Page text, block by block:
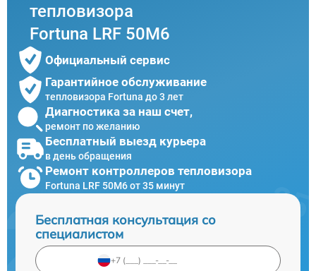
тепловизора
Fortuna LRF 50M6
Официальный сервис
Гарантийное обслуживание
тепловизора Fortuna до 3 лет
Диагностика за наш счет,
ремонт по желанию
Бесплатный выезд курьера
в день обращения
Ремонт контроллеров тепловизора
Fortuna LRF 50M6 от 35 минут
Бесплатная консультация со
специалистом